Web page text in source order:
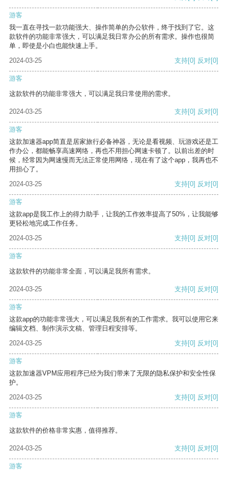
游客
我一直在寻找一款功能强大、操作简单的办公软件，终于找到了它。这
款软件的功能非常强大，可以满足我日常办公的所有需求。操作也很简
单，即使是小白也能快速上手。
2024-03-25
支持[0] 反对[0]
游客
这款软件的功能非常强大，可以满足我日常使用的需求。
2024-03-25 支持[0] 反对[0]
游客
这款加速器app简直是居家旅行必备神器，无论是看视频、玩游戏还是工
作办公，都能畅享高速网络，再也不用担心网速卡顿了。以前出差的时
候，经常因为网速慢而无法正常使用网络，现在有了这个app，我再也不
用担心了。
2024-03-25
支持[0] 反对[0]
游客
这款app是我工作上的得力助手，让我的工作效率提高了50%，让我能够
更轻松地完成工作任务。
2024-03-25
支持[0] 反对[0]
游客
这款软件的功能非常全面，可以满足我所有需求。
2024-03-25 支持[0] 反对[0]
游客
这款app的功能非常强大，可以满足我所有的工作需求。我可以使用它来
编辑文档、制作演示文稿、管理日程安排等。
2024-03-25
支持[0] 反对[0]
游客
这款加速器VPM应用程序已经为我们带来了无限的隐私保护和安全性保
护。
2024-03-25
支持[0] 反对[0]
游客
这款软件的价格非常实惠，值得推荐。
2024-03-25 支持[0] 反对[0]
游客